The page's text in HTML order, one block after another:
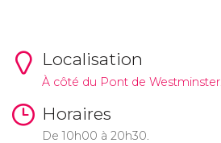
Localisation
À côté du Pont de Westminster.
Horaires
De 10h00 à 20h30.